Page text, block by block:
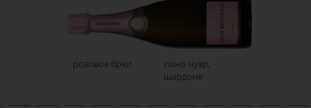
розовое брют
пино нуар,
шардоне